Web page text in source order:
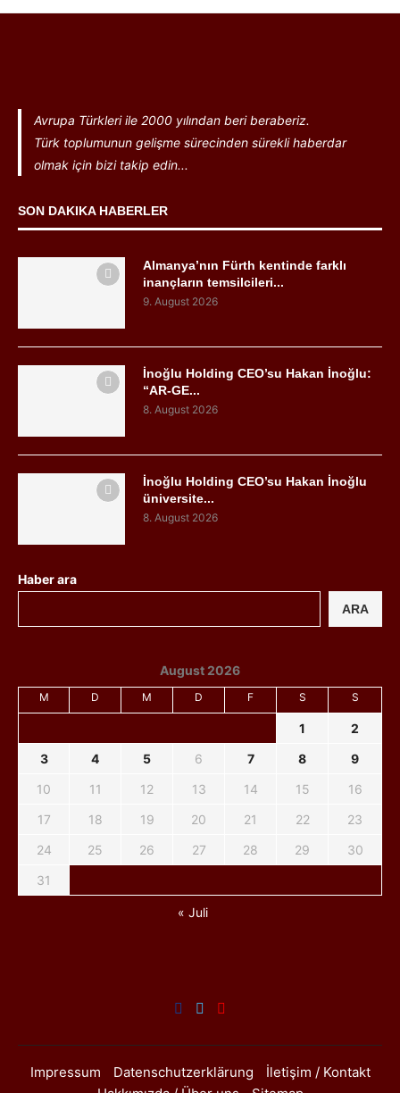
Avrupa Türkleri ile 2000 yılından beri beraberiz.
Türk toplumunun gelişme sürecinden sürekli haberdar
olmak için bizi takip edin...
SON DAKIKA HABERLER
Almanya’nın Fürth kentinde farklı
inançların temsilcileri...
9. August 2026
İnoğlu Holding CEO’su Hakan İnoğlu:
“AR-GE...
8. August 2026
İnoğlu Holding CEO’su Hakan İnoğlu
üniversite...
8. August 2026
Haber ara
ARA
August 2026
M D M D F S S
1
2
3
4 5 6 7 8
9
10
11 12 13 14 15
16
17
18 19 20 21 22
23
24
25 26 27 28 29
30
31
« Juli
Impressum Datenschutzerklärung
İletişim / Kontakt